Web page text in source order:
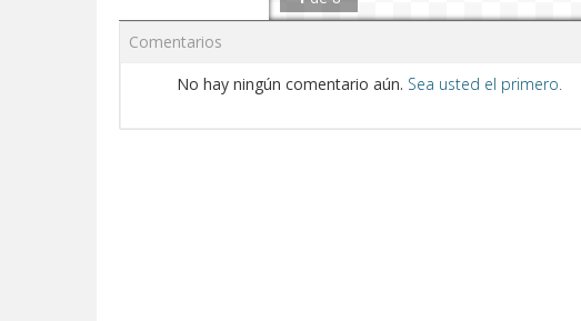
Comentarios
No hay ningún comentario aún. Sea usted el primero.